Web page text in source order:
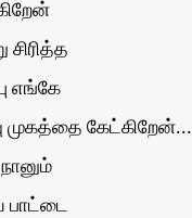
சிரித்த
எங்கே
முகத்தை கேட்கிறேன்...
பாட்டை